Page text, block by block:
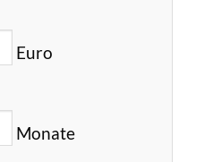
Euro
Monate